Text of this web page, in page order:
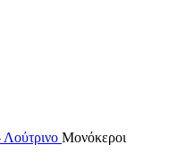
Μονόκεροι